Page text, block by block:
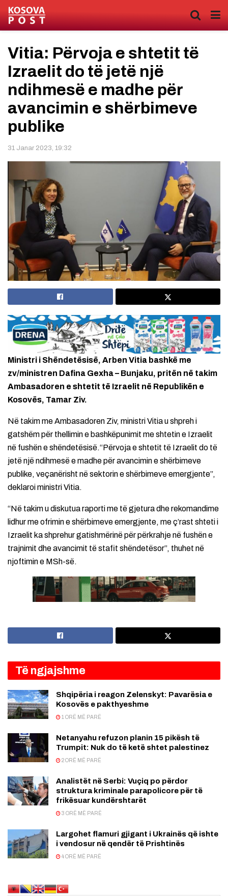
​Vitia: Përvoja e shtetit të
Izraelit do të jetë një
ndihmesë e madhe për
avancimin e shërbimeve
publike
31 Janar 2023, 19:32
Ministri i Shëndetësisë, Arben Vitia bashkë me
zv/ministren Dafina Gexha – Bunjaku, pritën në takim
Ambasadoren e shtetit të Izraelit në Republikën e
Kosovës, Tamar Ziv.
Në takim me Ambasadoren Ziv, ministri Vitia u shpreh i
gatshëm për thellimin e bashkëpunimit me shtetin e Izraelit
në fushën e shëndetësisë.“Përvoja e shtetit të Izraelit do të
jetë një ndihmesë e madhe për avancimin e shërbimeve
publike, veçanërisht në sektorin e shërbimeve emergjente”,
deklaroi ministri Vitia.
“Në takim u diskutua raporti me të gjetura dhe rekomandime
lidhur me ofrimin e shërbimeve emergjente, me ç’rast shteti i
Izraelit ka shprehur gatishmërinë për përkrahje në fushën e
trajnimit dhe avancimit të stafit shëndetësor”, thuhet në
njoftimin e MSh-së.
Të ngjajshme
Shqipëria i reagon Zelenskyt: Pavarësia e
Kosovës e pakthyeshme
1 ORË MË PARË
Netanyahu refuzon planin 15 pikësh të
Trumpit: Nuk do të ketë shtet palestinez
2 ORË MË PARË
Analistët në Serbi: Vuçiq po përdor
struktura kriminale parapolicore për të
frikësuar kundërshtarët
3 ORË MË PARË
Largohet flamuri gjigant i Ukrainës që ishte
i vendosur në qendër të Prishtinës
4 ORË MË PARË